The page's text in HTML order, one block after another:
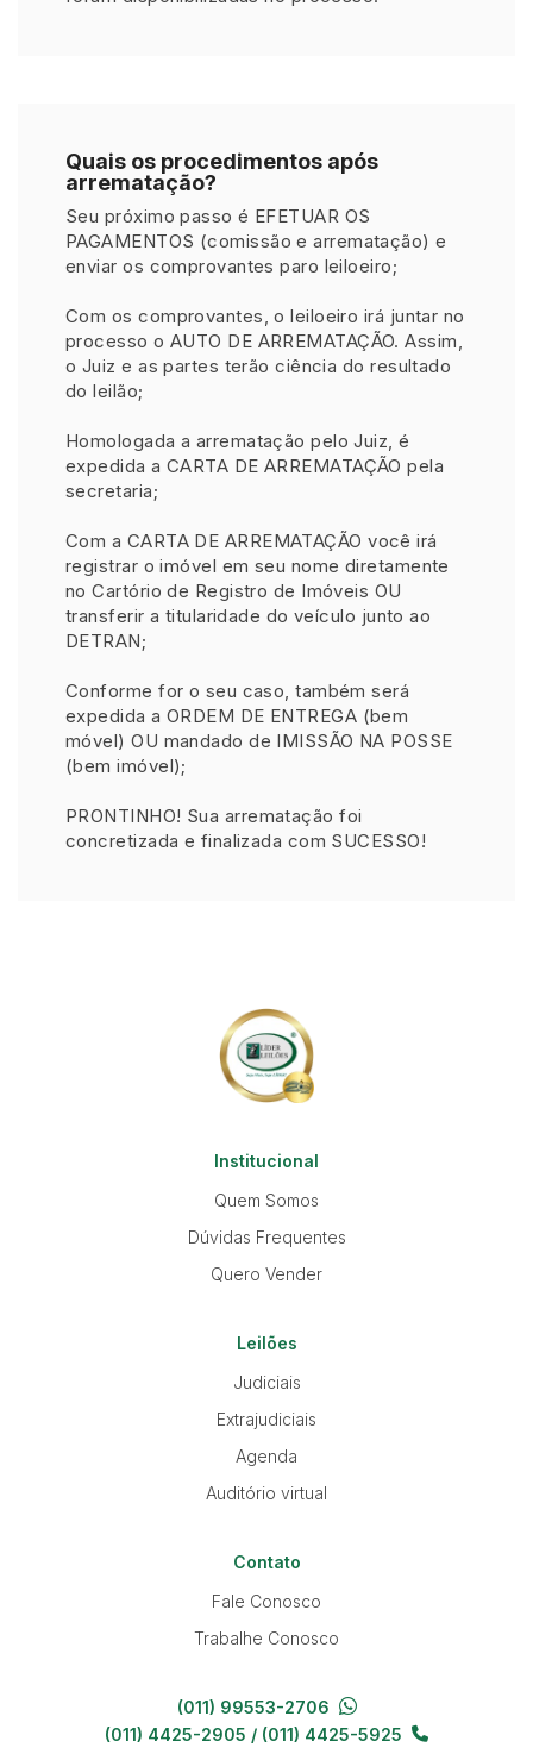
Quais os procedimentos após
arrematação?
Seu próximo passo é EFETUAR OS
PAGAMENTOS (comissão e arrematação) e
enviar os comprovantes paro leiloeiro;
Com os comprovantes, o leiloeiro irá juntar no
processo o AUTO DE ARREMATAÇÃO. Assim,
o Juiz e as partes terão ciência do resultado
do leilão;
Homologada a arrematação pelo Juiz, é
expedida a CARTA DE ARREMATAÇÃO pela
secretaria;
Com a CARTA DE ARREMATAÇÃO você irá
registrar o imóvel em seu nome diretamente
no Cartório de Registro de Imóveis OU
transferir a titularidade do veículo junto ao
DETRAN;
Conforme for o seu caso, também será
expedida a ORDEM DE ENTREGA (bem
móvel) OU mandado de IMISSÃO NA POSSE
(bem imóvel);
PRONTINHO! Sua arrematação foi
concretizada e finalizada com SUCESSO!
Institucional
Quem Somos
Dúvidas Frequentes
Quero Vender
Leilões
Judiciais
Extrajudiciais
Agenda
Auditório virtual
Contato
Fale Conosco
Trabalhe Conosco
(011) 99553-2706
(011) 4425-2905 / (011) 4425-5925